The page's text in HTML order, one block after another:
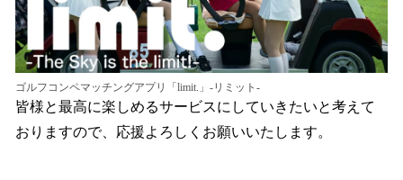
ゴルフコンペマッチングアプリ「limit.」-リミット-
皆様と最高に楽しめるサービスにしていきたいと考えて
おりますので、応援よろしくお願いいたします。